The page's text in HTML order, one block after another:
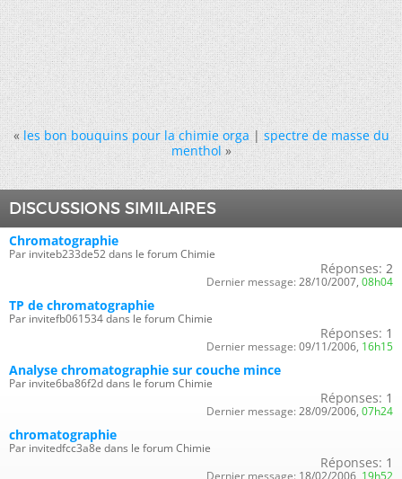
« les bon bouquins pour la chimie orga|spectre de masse du
menthol »
DISCUSSIONS SIMILAIRES
Chromatographie
Par inviteb233de52 dans le forum Chimie
Réponses: 2
Dernier message: 28/10/2007, 08h04
TP de chromatographie
Par invitefb061534 dans le forum Chimie
Réponses: 1
Dernier message: 09/11/2006, 16h15
Analyse chromatographie sur couche mince
Par invite6ba86f2d dans le forum Chimie
Réponses: 1
Dernier message: 28/09/2006, 07h24
chromatographie
Par invitedfcc3a8e dans le forum Chimie
Réponses: 1
Dernier message: 18/02/2006, 19h52